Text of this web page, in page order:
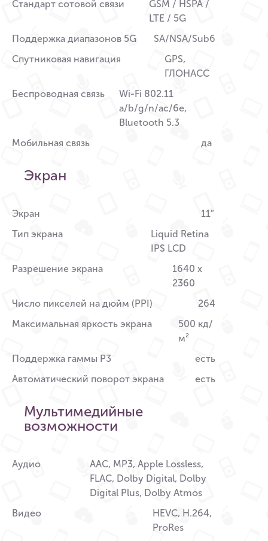
Стандарт сотовой связи
GSM / HSPA /
LTE / 5G
Поддержка диапазонов 5G
SA/NSA/Sub6
Спутниковая навигация
GPS,
ГЛОНАСС
Беспроводная связь
Wi-Fi 802.11
a/b/g/n/ac/6e,
Bluetooth 5.3
Мобильная связь
да
Экран
Экран
11″
Тип экрана
Liquid Retina
IPS LCD
Разрешение экрана
1640 x
2360
Число пикселей на дюйм (PPI)
264
Максимальная яркость экрана
500 кд/
м²
Поддержка гаммы P3
есть
Автоматический поворот экрана
есть
Мультимедийные
возможности
Аудио
AAC, MP3, Apple Lossless,
FLAC, Dolby Digital, Dolby
Digital Plus, Dolby Atmos
Видео
HEVC, H.264,
ProRes